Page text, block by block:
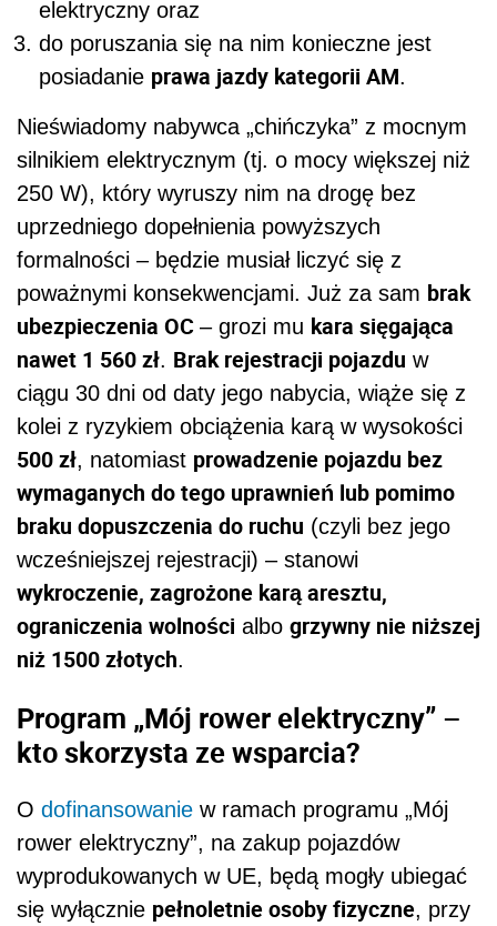
elektryczny oraz
do poruszania się na nim konieczne jest
posiadanie prawa jazdy kategorii AM.
Nieświadomy nabywca „chińczyka” z mocnym
silnikiem elektrycznym (tj. o mocy większej niż
250 W), który wyruszy nim na drogę bez
uprzedniego dopełnienia powyższych
formalności – będzie musiał liczyć się z
poważnymi konsekwencjami. Już za sam brak
ubezpieczenia OC – grozi mu kara sięgająca
nawet 1 560 zł. Brak rejestracji pojazdu w
ciągu 30 dni od daty jego nabycia, wiąże się z
kolei z ryzykiem obciążenia karą w wysokości
500 zł, natomiast prowadzenie pojazdu bez
wymaganych do tego uprawnień lub pomimo
braku dopuszczenia do ruchu (czyli bez jego
wcześniejszej rejestracji) – stanowi
wykroczenie, zagrożone karą aresztu,
ograniczenia wolności albo grzywny nie niższej
niż 1500 złotych.
Program „Mój rower elektryczny” –
kto skorzysta ze wsparcia?
O dofinansowanie w ramach programu „Mój
rower elektryczny”, na zakup pojazdów
wyprodukowanych w UE, będą mogły ubiegać
się wyłącznie pełnoletnie osoby fizyczne, przy